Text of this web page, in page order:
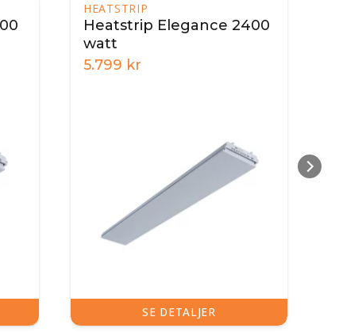
HEATSTRIP
Heatstrip Elegance 2400
watt
5.799kr
SE DETALJER